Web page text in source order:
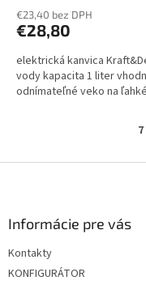
€23,40 bez DPH
€28,80
elektrická kanvica
vody kapacita 1 liter
odnímateľné veko na
7
Informácie pre vás
Kontakty
KONFIGURÁTOR